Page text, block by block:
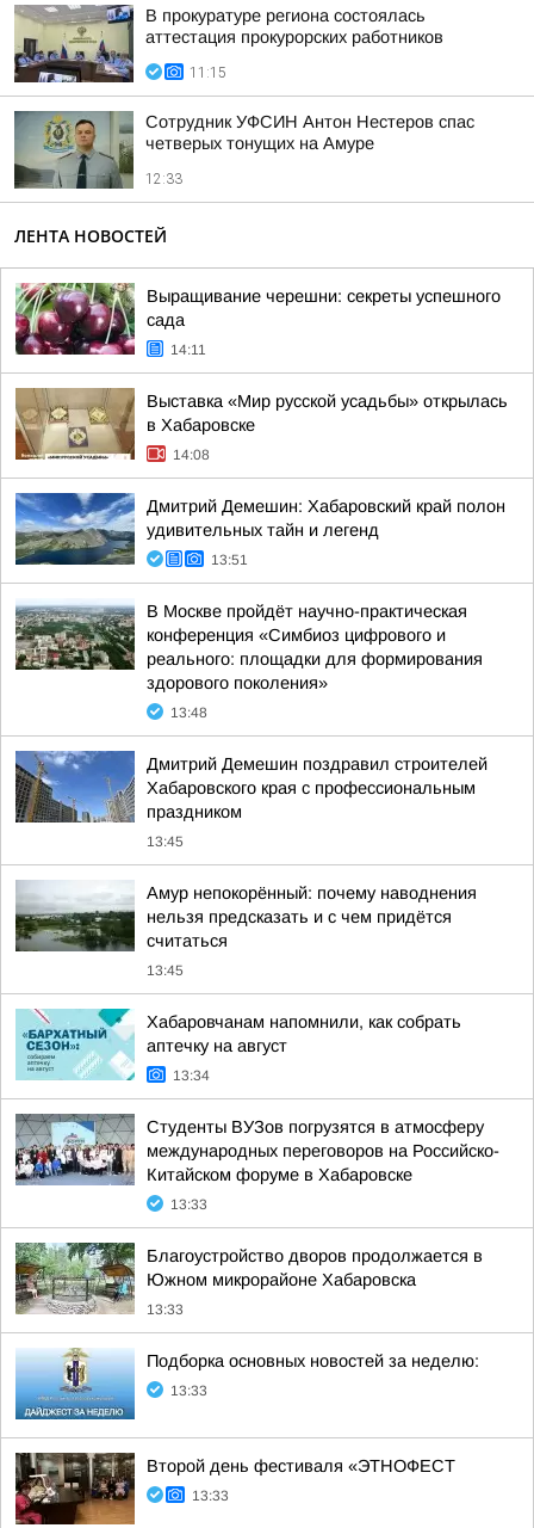
В прокуратуре региона состоялась
аттестация прокурорских работников
11:15
Сотрудник УФСИН Антон Нестеров спас
четверых тонущих на Амуре
12:33
ЛЕНТА НОВОСТЕЙ
Выращивание черешни: секреты успешного
сада
14:11
Выставка «Мир русской усадьбы» открылась
в Хабаровске
14:08
Дмитрий Демешин: Хабаровский край полон
удивительных тайн и легенд
13:51
В Москве пройдёт научно-практическая
конференция «Симбиоз цифрового и
реального: площадки для формирования
здорового поколения»
13:48
Дмитрий Демешин поздравил строителей
Хабаровского края с профессиональным
праздником
13:45
Амур непокорённый: почему наводнения
нельзя предсказать и с чем придётся
считаться
13:45
Хабаровчанам напомнили, как собрать
аптечку на август
13:34
Студенты ВУЗов погрузятся в атмосферу
международных переговоров на Российско-
Китайском форуме в Хабаровске
13:33
Благоустройство дворов продолжается в
Южном микрорайоне Хабаровска
13:33
Подборка основных новостей за неделю:
13:33
Второй день фестиваля «ЭТНОФЕСТ
13:33